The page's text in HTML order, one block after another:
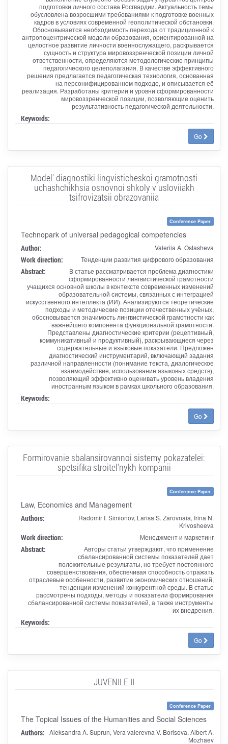
подготовки личного состава Росгвардии. Актуальность темы
обусловлена возросшими требованиями к подготовке военных
кадров в условиях современной геополитической обстановки.
Обосновывается необходимость перехода от традиционной к
антропоцентрической модели образования, ориентированной на
целостное развитие личности военнослужащего, раскрывается
сущность и структура мировоззренческой позиции личной
ответственности, определяются методологические принципы
педагогического целеполагания. В качестве эффективного
решения предлагается педагогическая технология, основанная
на персонифицированном подходе, и описывается её
реализация. Разработаны критерии и уровни сформированности
мировоззренческой позиции, позволяющие оценить
результативность педагогической деятельности.
Keywords:
Go
Model' diagnostiki lingvisticheskoi gramotnosti
uchashchikhsia osnovnoi shkoly v usloviiakh
tsifrovizatsii obrazovaniia
Conference Paper
Technopark of universal pedagogical competencies
Author: Valeriia A. Ostasheva
Work direction: Тенденции развития цифрового образования
Abstract:
В статье рассматривается проблема диагностики
сформированности лингвистической грамотности
учащихся основной школы в контексте современных изменений
образовательной системы, связанных с интеграцией
искусственного интеллекта (ИИ). Анализируются теоретические
подходы и методические позиции отечественных учёных,
обосновывается значимость лингвистической грамотности как
важнейшего компонента функциональной грамотности.
Представлены диагностические критерии (рецептивный,
коммуникативный и продуктивный), раскрывающиеся через
содержательные и языковые показатели. Предложен
диагностический инструментарий, включающий задания
различной направленности (понимание текста, диалогическое
взаимодействие, использование языковых средств),
позволяющий эффективно оценивать уровень владения
иностранным языком в рамках школьного образования.
Keywords:
Go
Formirovanie sbalansirovannoi sistemy pokazatelei:
spetsifika stroitel'nykh kompanii
Conference Paper
Law, Economics and Management
Authors:
Radomir I. Simionov, Larisa S. Zarovnaia, Irina N.
Krivosheeva
Work direction: Менеджмент и маркетинг
Abstract:
Авторы статьи утверждают, что применение
сбалансированной системы показателей дает
положительные результаты, но требует постоянного
совершенствования, обеспечивая способность отражать
отраслевые особенности, развитие экономических отношений,
тенденции изменений конкурентной среды. В статье
рассмотрены подходы, методы и показатели формирования
сбалансированной системы показателей, а также инструменты
их внедрения.
Keywords:
Go
JUVENILE II
Conference Paper
The Topical Issues of the Humanities and Social Sciences
Authors: Aleksandra A. Suprun, Vera valerevna V. Borisova, Albert A.
Mozhaev